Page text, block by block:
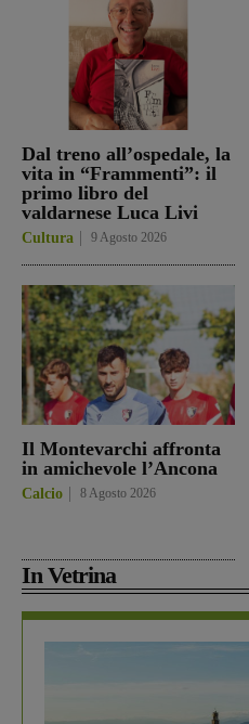
Dal treno all’ospedale, la
vita in “Frammenti”: il
primo libro del
valdarnese Luca Livi
Cultura 9 Agosto 2026
Il Montevarchi affronta
in amichevole l’Ancona
Calcio 8 Agosto 2026
In Vetrina